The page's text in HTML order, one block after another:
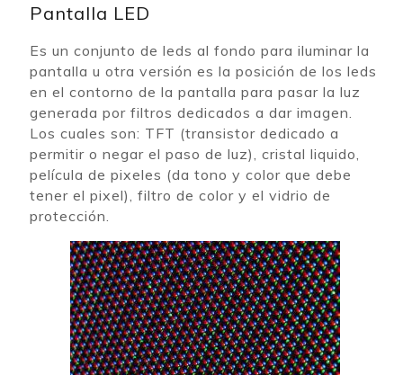
Pantalla LED
Es un conjunto de leds al fondo para iluminar la
pantalla u otra versión es la posición de los leds
en el contorno de la pantalla para pasar la luz
generada por filtros dedicados a dar imagen.
Los cuales son: TFT (transistor dedicado a
permitir o negar el paso de luz), cristal liquido,
película de pixeles (da tono y color que debe
tener el pixel), filtro de color y el vidrio de
protección